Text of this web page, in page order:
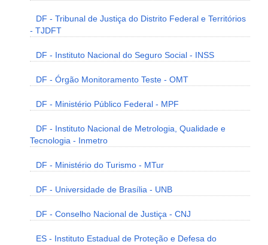
DF - Tribunal de Justiça do Distrito Federal e Territórios
- TJDFT
DF - Instituto Nacional do Seguro Social - INSS
DF - Órgão Monitoramento Teste - OMT
DF - Ministério Público Federal - MPF
DF - Instituto Nacional de Metrologia, Qualidade e
Tecnologia - Inmetro
DF - Ministério do Turismo - MTur
DF - Universidade de Brasília - UNB
DF - Conselho Nacional de Justiça - CNJ
ES - Instituto Estadual de Proteção e Defesa do